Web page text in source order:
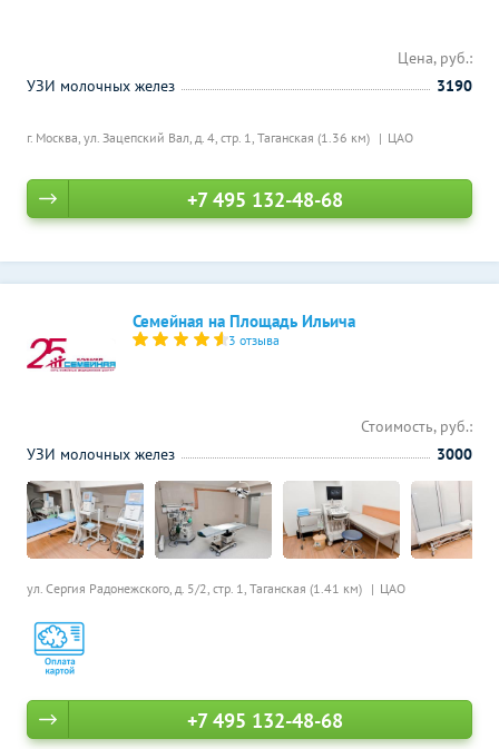
г. Москва, ул. Зацепский Вал, д. 4, стр. 1, Таганская (1.36 км) ЦАО
Цена, руб.:
УЗИ молочных желез
3190
+7 495 132-48-68
Семейная на Площадь Ильича
3 отзыва
ул. Сергия Радонежского, д. 5/2, стр. 1, Таганская (1.41 км) ЦАО
Стоимость, руб.:
УЗИ молочных желез
3000
+7 495 132-48-68